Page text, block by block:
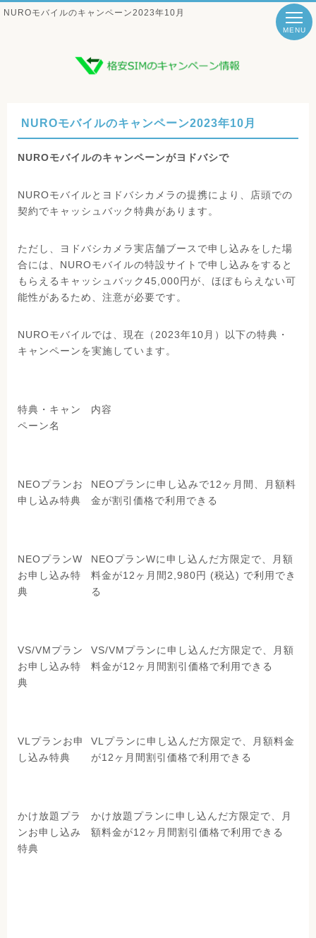
NUROモバイルのキャンペーン2023年10月
MENU
NUROモバイルのキャンペーン2023年10月
NUROモバイルのキャンペーンがヨドバシで
NUROモバイルとヨドバシカメラの提携により、店頭での
契約でキャッシュバック特典があります。
ただし、ヨドバシカメラ実店舗ブースで申し込みをした場
合には、NUROモバイルの特設サイトで申し込みをすると
もらえるキャッシュバック45,000円が、ほぼもらえない可
能性があるため、注意が必要です。
NUROモバイルでは、現在（2023年10月）以下の特典・
キャンペーンを実施しています。
特典・キャン
ペーン名
内容
NEOプランお
申し込み特典
NEOプランに申し込みで12ヶ月間、月額料
金が割引価格で利用できる
NEOプランW
お申し込み特
典
NEOプランWに申し込んだ方限定で、月額
料金が12ヶ月間2,980円 (税込) で利用でき
る
VS/VMプラン
お申し込み特
典
VS/VMプランに申し込んだ方限定で、月額
料金が12ヶ月間割引価格で利用できる
VLプランお申
し込み特典
VLプランに申し込んだ方限定で、月額料金
が12ヶ月間割引価格で利用できる
かけ放題プラ
ンお申し込み
特典
かけ放題プランに申し込んだ方限定で、月
額料金が12ヶ月間割引価格で利用できる